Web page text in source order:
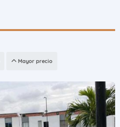
Mayor precio